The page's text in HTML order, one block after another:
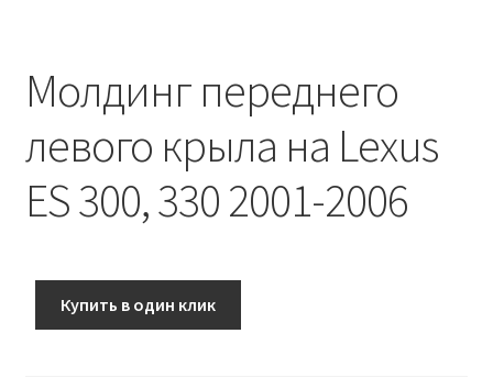
Молдинг переднего
левого крыла на Lexus
ES 300, 330 2001-2006
Купить в один клик